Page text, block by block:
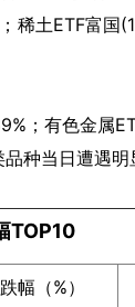
稀土ETF富国
；有色金属
种当日遭遇
TOP10
幅（%）